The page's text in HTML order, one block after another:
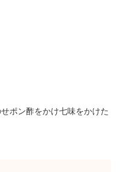
ポン酢をかけ七味をかけた